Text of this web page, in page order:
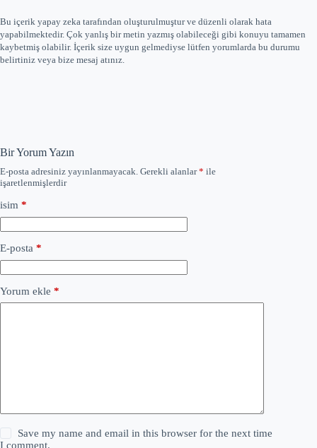
Bu içerik yapay zeka tarafından oluşturulmuştur ve düzenli olarak hata
yapabilmektedir. Çok yanlış bir metin yazmış olabileceği gibi konuyu tamamen
kaybetmiş olabilir. İçerik size uygun gelmediyse lütfen yorumlarda bu durumu
belirtiniz veya bize mesaj atınız.
Bir Yorum Yazın
E-posta adresiniz yayınlanmayacak. Gerekli alanlar* ile
işaretlenmişlerdir
isim *
E-posta *
Yorum ekle *
Save my name and email in this browser for the next time
I comment.